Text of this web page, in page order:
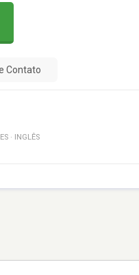
Contato
· INGLÊS